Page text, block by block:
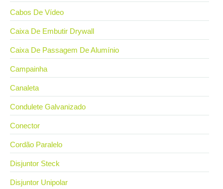
Cabos De Vídeo
Caixa De Embutir Drywall
Caixa De Passagem De Alumínio
Campainha
Canaleta
Condulete Galvanizado
Conector
Cordão Paralelo
Disjuntor Steck
Disjuntor Unipolar